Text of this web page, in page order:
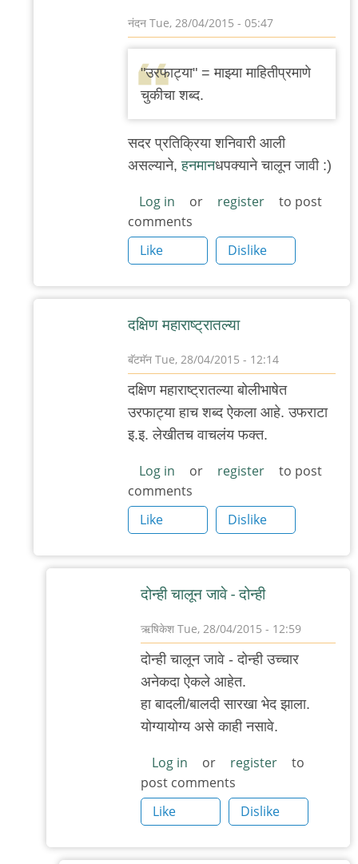
नंदन Tue, 28/04/2015 - 05:47
In
reply
to
"उरफाट्या" = माझ्या माहितीप्रमाणे
चुकीचा शब्द.
सदर प्रतिक्रिया शनिवारी आली
असल्याने,हनमानधपक्याने चालून जावी :)
Log in or register
to post
comments
Like
Dislike
दक्षिण महाराष्ट्रातल्या
बॅटमॅन Tue, 28/04/2015 - 12:14
In
"उरफाट्या"
by
राजन
बापट
दक्षिण महाराष्ट्रातल्या बोलीभाषेत
उरफाट्या हाच शब्द ऐकला आहे. उफराटा
इ.इ. लेखीतच वाचलंय फक्त.
Log in or register
to post
comments
Like
Dislike
दोन्ही चालून जावे - दोन्ही
ऋषिकेश Tue, 28/04/2015 - 12:59
In
reply
दक्षिण
by
बॅटमॅन
दोन्ही चालून जावे - दोन्ही उच्चार
अनेकदा ऐकले आहेत.
हा बादली/बालदी सारखा भेद झाला.
योग्यायोग्य असे काही नसावे.
Log in or register
to
post comments
Like
Dislike